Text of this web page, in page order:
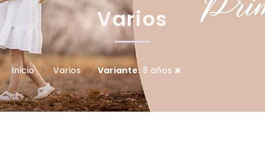
Varios
Inicio Varios Variante: 8 años